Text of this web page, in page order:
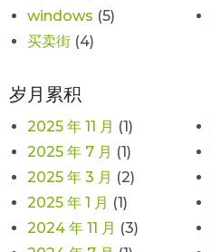
windows (5)
买卖街 (4)
岁月累积
2025 年 11 月 (1)
2025 年 7 月 (1)
2025 年 3 月 (2)
2025 年 1 月 (1)
2024 年 11 月 (3)